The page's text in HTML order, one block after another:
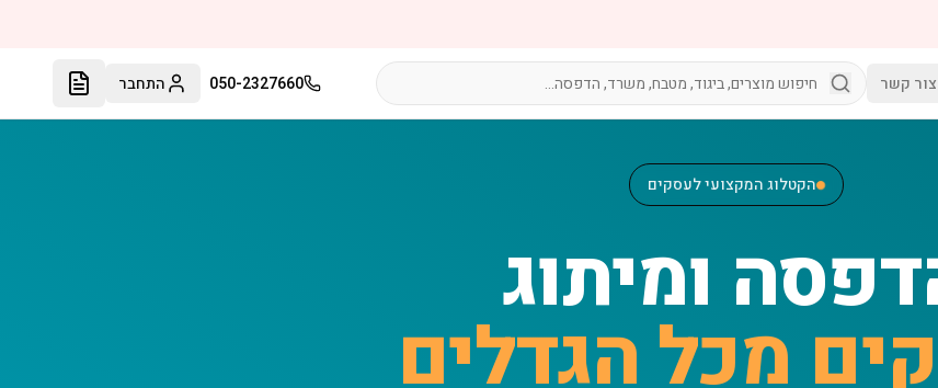
צור קשר 050-2327660 התחבר
הקטלוג המקצועי לעסקים
ומיתוג
מכל הגדלים